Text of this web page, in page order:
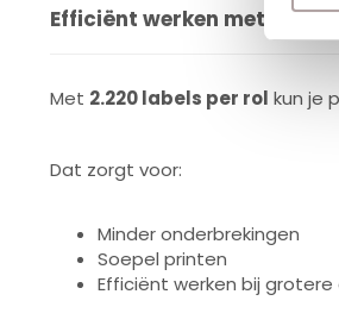
Efficiënt werken met 2.220
Met 2.220 labels per rol kun je
Dat zorgt voor:
Minder onderbrekingen
Soepel printen
Efficiënt werken bij